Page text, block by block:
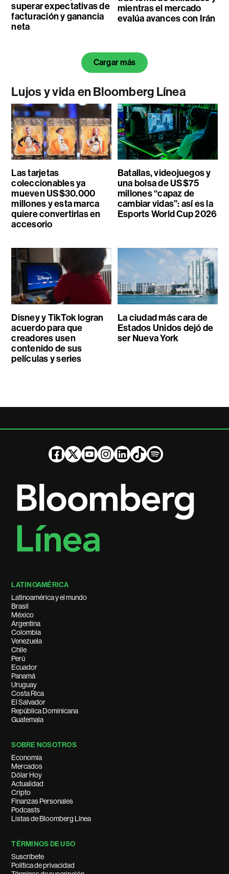
superar expectativas de
facturación y ganancia
neta
mientras el mercado
evalúa avances con Irán
Cargar más
Lujos y vida en Bloomberg Línea
Las tarjetas
coleccionables ya
mueven US$30.000
millones y esta marca
quiere convertirlas en
accesorio
Batallas, videojuegos y
una bolsa de US$75
millones “capaz de
cambiar vidas”: así es la
Esports World Cup 2026
Disney y TikTok logran
acuerdo para que
creadores usen
contenido de sus
películas y series
La ciudad más cara de
Estados Unidos dejó de
ser Nueva York
LATINOAMÉRICA
Latinoamérica y el mundo
Brasil
México
Argentina
Colombia
Venezuela
Chile
Perú
Ecuador
Panamá
Uruguay
Costa Rica
El Salvador
República Dominicana
Guatemala
SOBRE NOSOTROS
Economía
Mercados
Dólar Hoy
Actualidad
Cripto
Finanzas Personales
Podcasts
Listas de Bloomberg Línea
TÉRMINOS DE USO
Suscríbete
Política de privacidad